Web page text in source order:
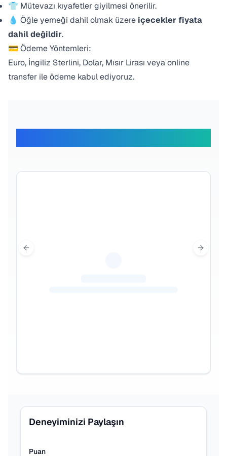
👕 Mütevazı kıyafetler giyilmesi önerilir.
💧 Öğle yemeği dahil olmak üzere içecekler fiyata
dahil değildir.
💳 Ödeme Yöntemleri:
Euro, İngiliz Sterlini, Dolar, Mısır Lirası veya online
transfer ile ödeme kabul ediyoruz.
Previous slide Next
Deneyiminizi Paylaşın
Puan